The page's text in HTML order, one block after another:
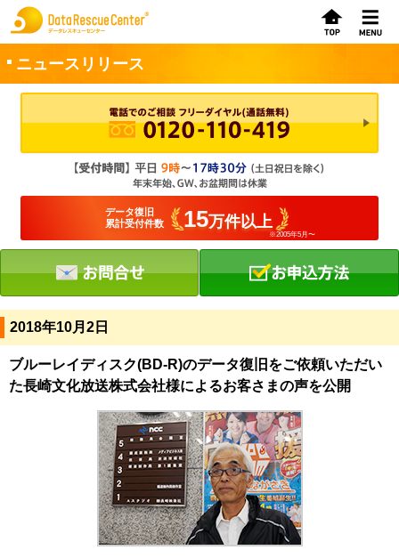
ニュースリリース
データ復旧
累計受付件数
15万件以上
※2005年5月〜
2018年10月2日
ブルーレイディスク(BD-R)のデータ復旧をご依頼いただい
た長崎文化放送株式会社様によるお客さまの声を公開
お申込方法
お問合せ
初めてのお客さまへ
サービスの流れ
データレスキューセンターの特徴
お客さまの声
対応メディア
よくあるご質問
データ復旧特集
データ復旧のウソ？ホント？